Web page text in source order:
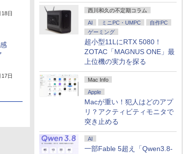
西川和久の不定期コラム
AI ミニPC・UMPC
自作PC
ゲーミング
超小型11LにRTX 5080！
ZOTAC「MAGNUS ONE」最
上位機の実力を探る
Mac Info
Apple
Macが重い！犯人はどのアプ
リ？アクティビティモニタで
突き止める
AI
一部Fable 5超え「Qwen3.8-
日
日